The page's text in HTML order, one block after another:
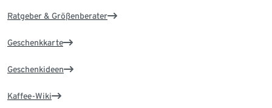
Ratgeber & Größenberater
Geschenkkarte
Geschenkideen
Kaffee-Wiki